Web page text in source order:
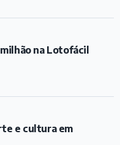
na Lotofácil
e cultura em